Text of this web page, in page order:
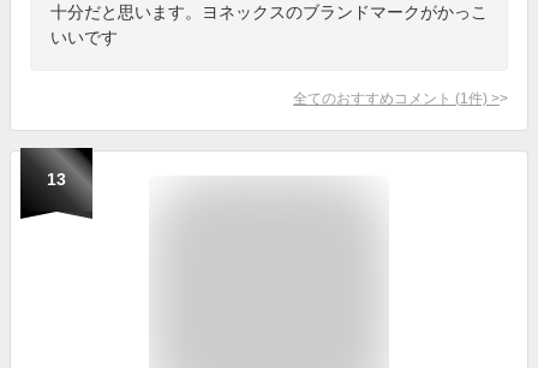
十分だと思います。ヨネックスのブランドマークがかっこ
いいです
全てのおすすめコメント (1 件) >
13